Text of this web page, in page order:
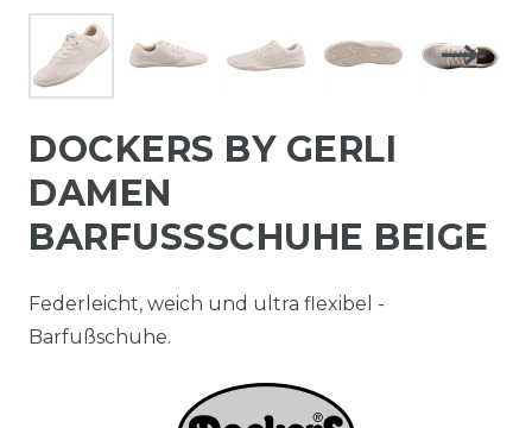
DOCKERS BY GERLI
DAMEN
BARFUSSSCHUHE BEIGE
Federleicht, weich und ultra flexibel -
Barfußschuhe.